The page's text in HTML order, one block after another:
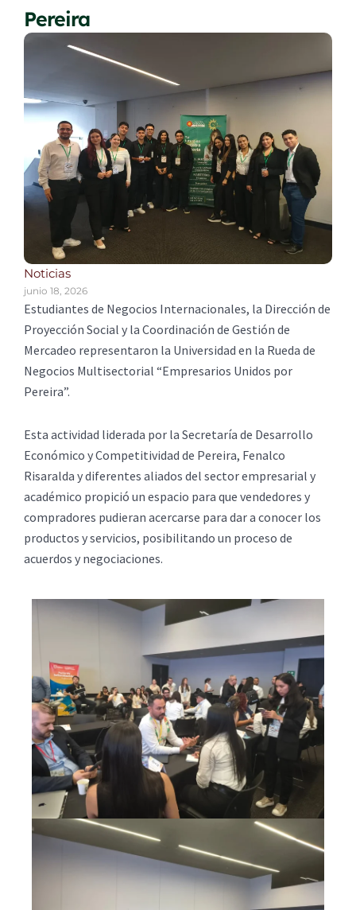
Pereira
Noticias
junio 18, 2026
Estudiantes de Negocios Internacionales, la Dirección de
Proyección Social y la Coordinación de Gestión de
Mercadeo representaron la Universidad en la Rueda de
Negocios Multisectorial “Empresarios Unidos por
Pereira”.
Esta actividad liderada por la Secretaría de Desarrollo
Económico y Competitividad de Pereira, Fenalco
Risaralda y diferentes aliados del sector empresarial y
académico propició un espacio para que vendedores y
compradores pudieran acercarse para dar a conocer los
productos y servicios, posibilitando un proceso de
acuerdos y negociaciones.